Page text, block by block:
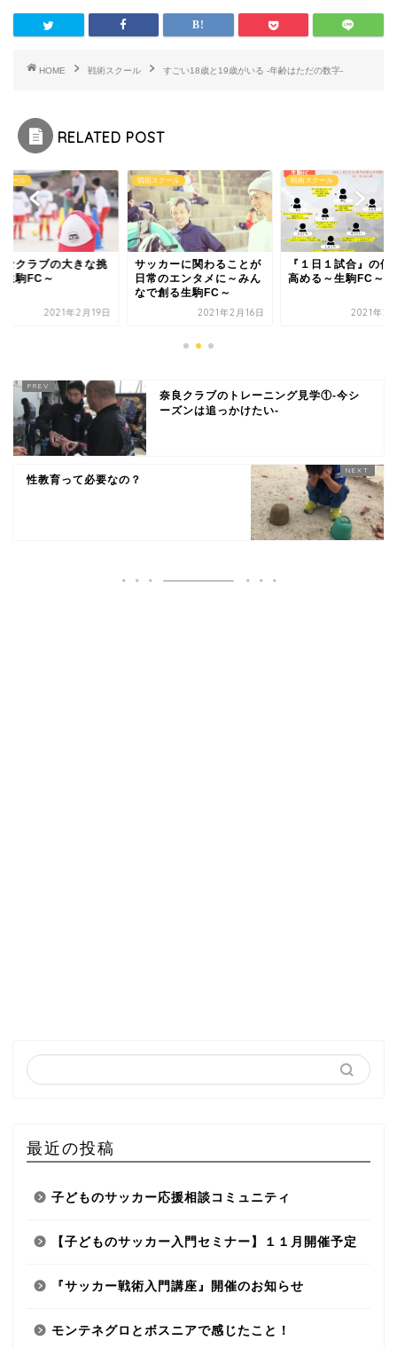
HOME 戦術スクール すごい18歳と19歳がいる -年齢はただの数字-
RELATED POST
クール
なクラブの大きな挑
生駒FC～
2021年2月19日
戦術スクール
サッカーに関わることが
日常のエンタメに～みん
なで創る生駒FC～
2021年2月16日
戦術スクール
『１日１試合』の価
高める～生駒FC～
2021年2
奈良クラブのトレーニング見学①-今シ
ーズンは追っかけたい-
性教育って必要なの？
最近の投稿
子どものサッカー応援相談コミュニティ
【子どものサッカー入門セミナー】１１月開催予定
『サッカー戦術入門講座』開催のお知らせ
モンテネグロとボスニアで感じたこと！